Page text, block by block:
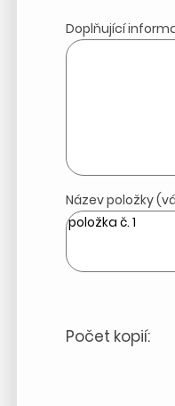
Název položky
Počet kopií:
Doplňující